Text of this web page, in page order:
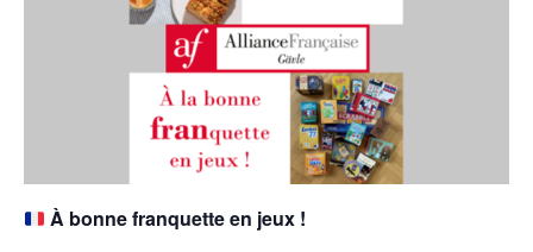
À bonne franquette en jeux !